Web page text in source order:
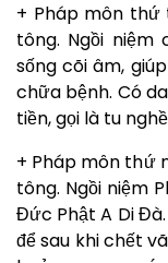
+ Pháp môn thứ
tông. Ngồi niệm
sống cõi âm,
chữa bệnh. Có
tiền, gọi là tu
+ Pháp môn thứ
tông. Ngồi niệm
Đức Phật A Di
để sau khi chết